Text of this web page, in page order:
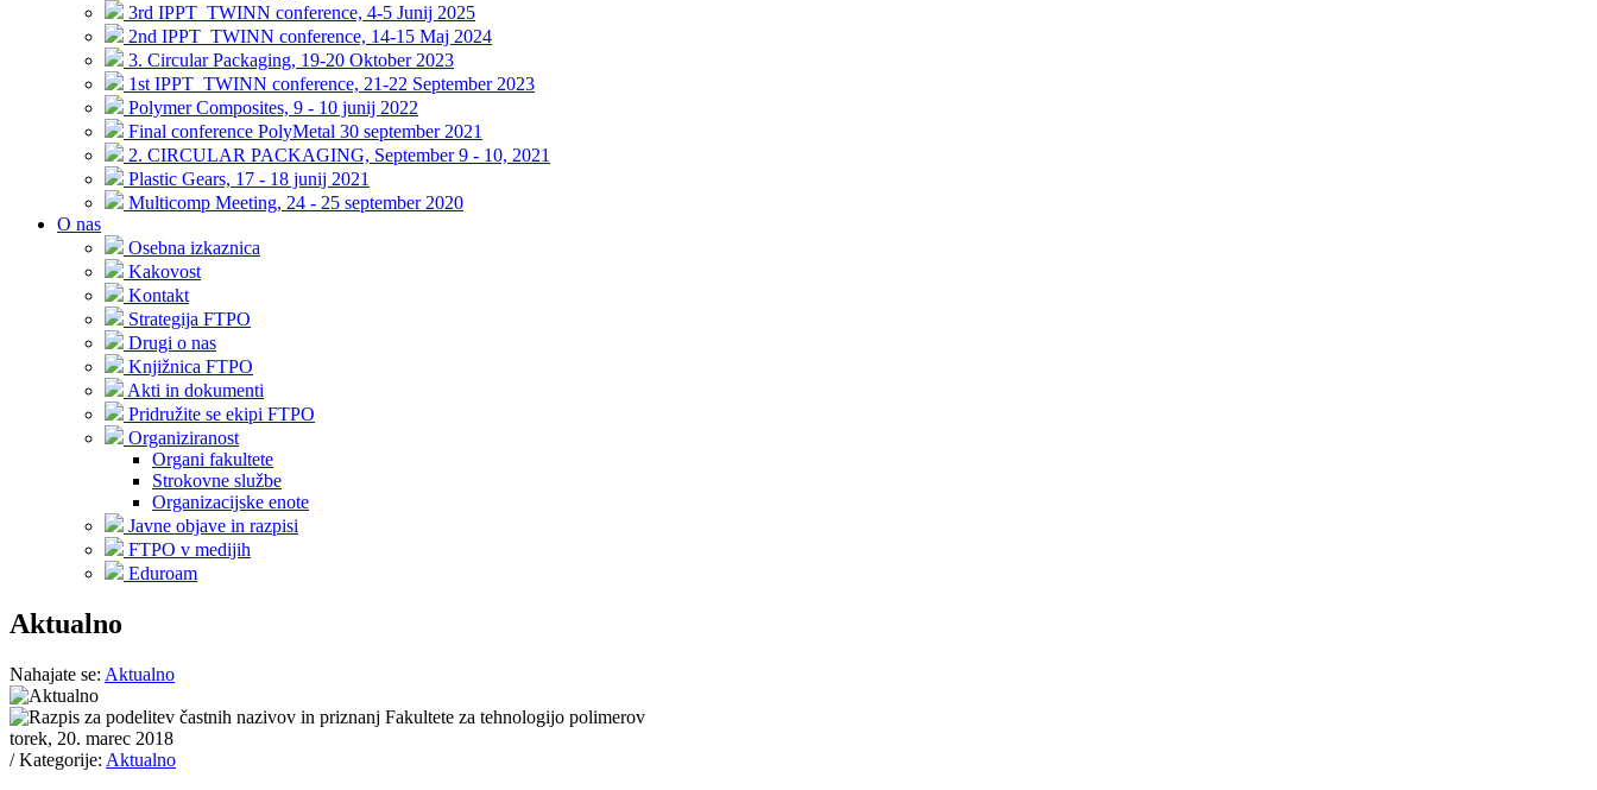
3rd IPPT_TWINN conference, 4-5 Junij 2025
2nd IPPT_TWINN conference, 14-15 Maj 2024
3. Circular Packaging, 19-20 Oktober 2023
1st IPPT_TWINN conference, 21-22 September 2023
Polymer Composites, 9 - 10 junij 2022
Final conference PolyMetal 30 september 2021
2. CIRCULAR PACKAGING, September 9 - 10, 2021
Plastic Gears, 17 - 18 junij 2021
Multicomp Meeting, 24 - 25 september 2020
O nas
Osebna izkaznica
Kakovost
Kontakt
Strategija FTPO
Drugi o nas
Knjižnica FTPO
Akti in dokumenti
Pridružite se ekipi FTPO
Organiziranost
Organi fakultete
Strokovne službe
Organizacijske enote
Javne objave in razpisi
FTPO v medijih
Eduroam
Aktualno
Nahajate se: Aktualno
torek, 20. marec 2018
/ Kategorije: Aktualno